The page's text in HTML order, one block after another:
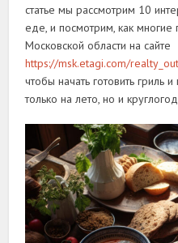
статье мы рассмотрим 10
еде, и посмотрим, как
Московской области на сайте
https://msk.etagi.com/
чтобы начать готовить гриль
только на лето, но и